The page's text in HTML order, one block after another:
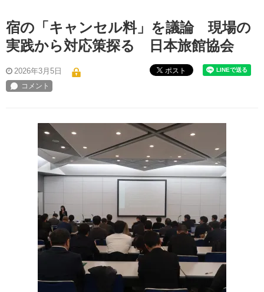
宿の「キャンセル料」を議論 現場の
実践から対応策探る 日本旅館協会
2026年3月5日 ポスト